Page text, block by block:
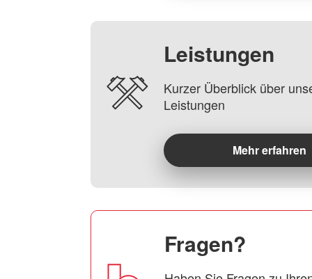
Leistungen
Kurzer Überblick über
Leistungen
Mehr erfahren
Fragen?